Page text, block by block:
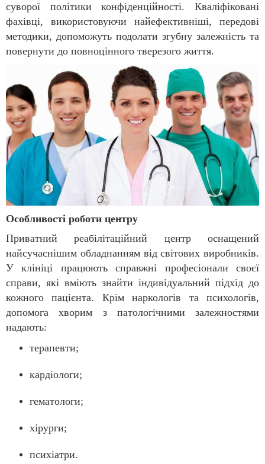
суворої політики конфіденційності. Кваліфіковані
фахівці, використовуючи найефективніші, передові
методики, допоможуть подолати згубну залежність та
повернути до повноцінного тверезого життя.
Особливості роботи центру
Приватний реабілітаційний центр оснащений
найсучаснішим обладнанням від світових виробників.
У клініці працюють справжні професіонали своєї
справи, які вміють знайти індивідуальний підхід до
кожного пацієнта. Крім наркологів та психологів,
допомога хворим з патологічними залежностями
надають:
терапевти;
кардіологи;
гематологи;
хірурги;
психіатри.